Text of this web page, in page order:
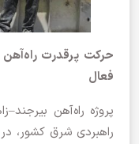
فعال
پروژه راه‌آهن
راهبردی شرق کشور،